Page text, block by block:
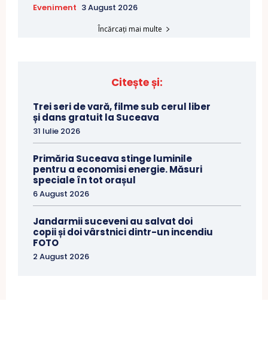
Eveniment 3 August 2026
Încărcați mai multe
Citește și:
Trei seri de vară, filme sub cerul liber
și dans gratuit la Suceava
31 Iulie 2026
Primăria Suceava stinge luminile
pentru a economisi energie. Măsuri
speciale în tot orașul
6 August 2026
Jandarmii suceveni au salvat doi
copii și doi vârstnici dintr-un incendiu
FOTO
2 August 2026